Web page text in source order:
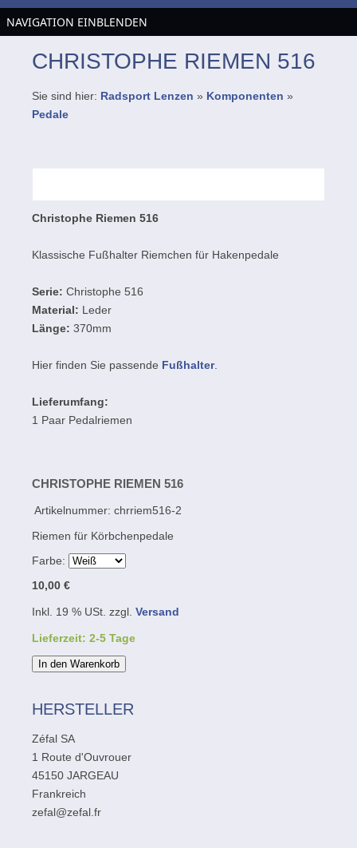
NAVIGATION EINBLENDEN
CHRISTOPHE RIEMEN 516
Sie sind hier: Radsport Lenzen » Komponenten »
Pedale
Christophe Riemen 516
Klassische Fußhalter Riemchen für Hakenpedale
Serie: Christophe 516
Material: Leder
Länge: 370mm
Hier finden Sie passende Fußhalter.
Lieferumfang:
1 Paar Pedalriemen
CHRISTOPHE RIEMEN 516
Artikelnummer: chrriem516-2
Riemen für Körbchenpedale
Farbe:
10,00 €
Inkl. 19 % USt. zzgl. Versand
Lieferzeit: 2-5 Tage
In den Warenkorb
HERSTELLER
Zéfal SA
1 Route d'Ouvrouer
45150 JARGEAU
Frankreich
zefal@zefal.fr